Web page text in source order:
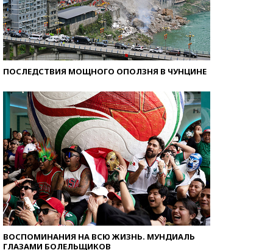
ПОСЛЕДСТВИЯ МОЩНОГО ОПОЛЗНЯ В ЧУНЦИНЕ
ВОСПОМИНАНИЯ НА ВСЮ ЖИЗНЬ. МУНДИАЛЬ
ГЛАЗАМИ БОЛЕЛЬЩИКОВ